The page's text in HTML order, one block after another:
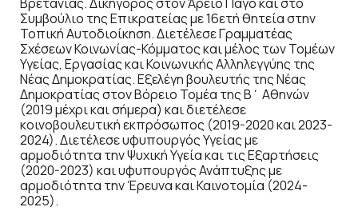
Συμβούλιο της Επικρατείας με 16ετή θητεία στην
Τοπική Αυτοδιοίκηση. Διετέλεσε Γραμματέας
Σχέσεων Κοινωνίας-Κόμματος και μέλος των Τομέων
Υγείας, Εργασίας και Κοινωνικής Αλληλεγγύης της
Νέας Δημοκρατίας. Εξελέγη βουλευτής της Νέας
Δημοκρατίας στον Βόρειο Τομέα της Β΄ Αθηνών
(2019 μέχρι και σήμερα) και διετέλεσε
κοινοβουλευτική εκπρόσωπος (2019-2020 και 2023-
2024). Διετέλεσε υφυπουργός Υγείας με
αρμοδιότητα την Ψυχική Υγεία και τις Εξαρτήσεις
(2020-2023) και υφυπουργός Ανάπτυξης με
αρμοδιότητα την Έρευνα και Καινοτομία (2024-
2025).